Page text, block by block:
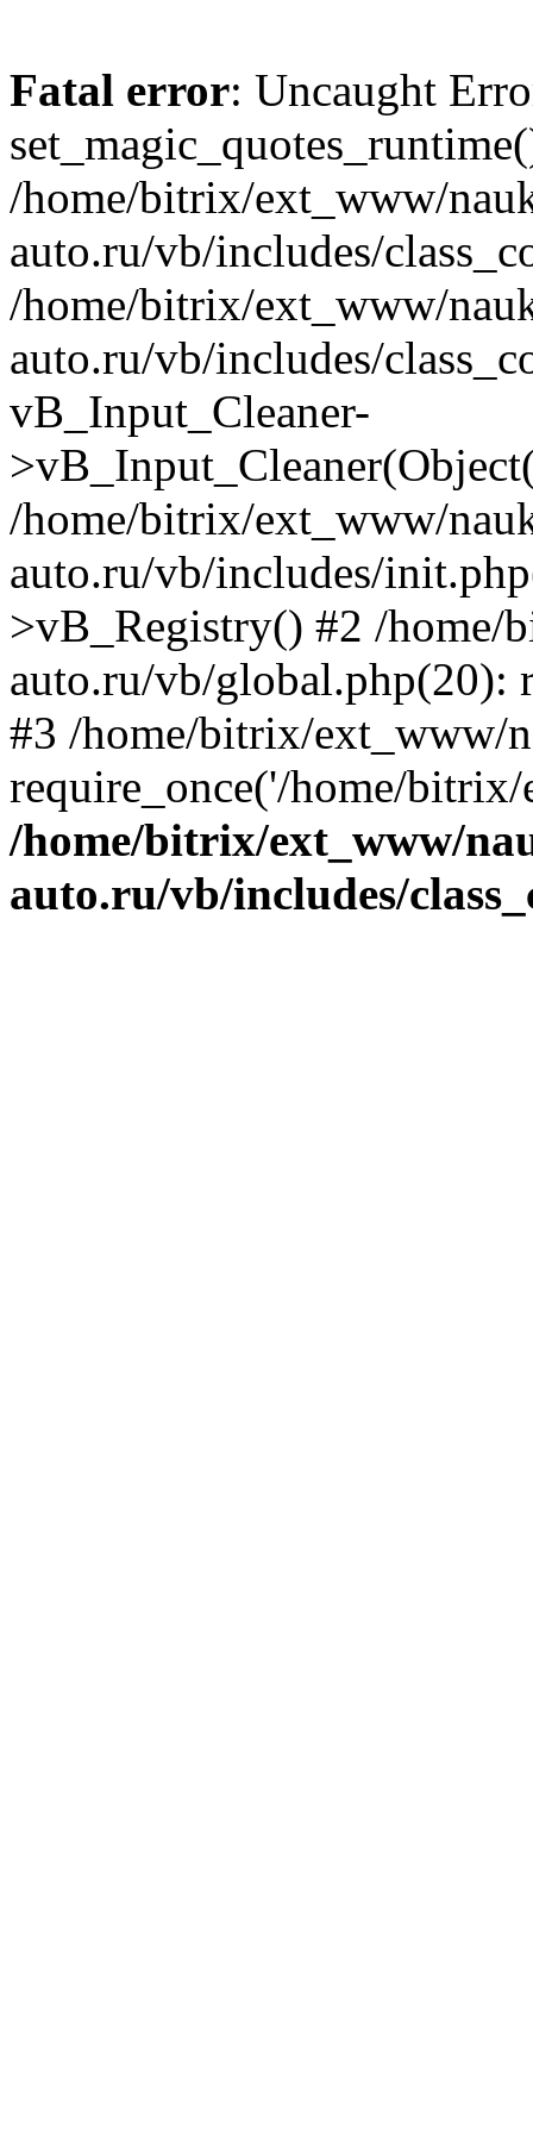
Fatal error: Uncaught
/home/bitrix/ext_www/
auto.ru/vb/includes/
/home/bitrix/ext_www/
auto.ru/vb/includes/
vB_Input_Cleaner-
/home/bitrix/ext_www/
auto.ru/vb/includes/
>vB_Registry() #2 /home/
auto.ru/vb/global.php(20):
#3 /home/bitrix/ext_www/
require_once('/home/
/home/bitrix/ext_www/
auto.ru/vb/includes/